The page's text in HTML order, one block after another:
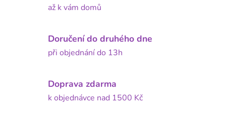
až k vám domů
Doručení do druhého dne
při objednání do 13h
Doprava zdarma
k objednávce nad 1500 Kč